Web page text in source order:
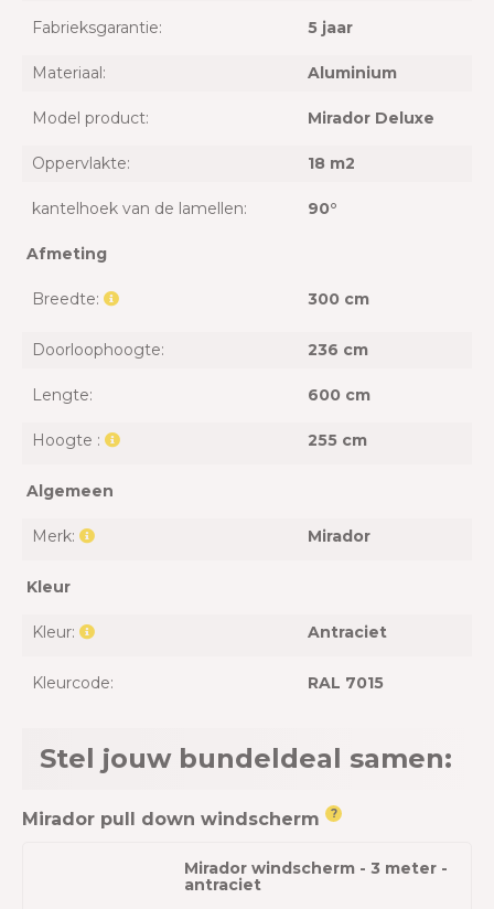
Fabrieksgarantie: 5 jaar
Materiaal: Aluminium
Model product: Mirador Deluxe
Oppervlakte: 18 m2
kantelhoek van de lamellen: 90°
Afmeting
Breedte: 300 cm
Doorloophoogte: 236 cm
Lengte: 600 cm
Hoogte : 255 cm
Algemeen
Merk: Mirador
Kleur
Kleur: Antraciet
Kleurcode: RAL 7015
Stel jouw bundeldeal samen:
Mirador pull down windscherm ?
Mirador windscherm - 3 meter -
antraciet